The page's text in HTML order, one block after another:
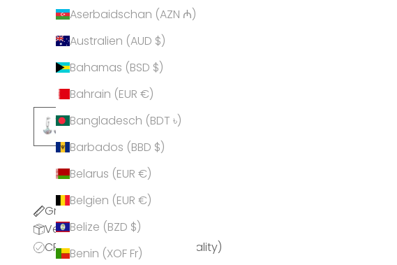
Aserbaidschan (AZN ₼)
Australien (AUD $)
Bahamas (BSD $)
Bahrain (EUR €)
Bangladesch (BDT ৳)
Barbados (BBD $)
Belarus (EUR €)
Belgien (EUR €)
Belize (BZD $)
Benin (XOF Fr)
Größentabelle
Versandinformationen
CPQ (CRYSTALP Premium Quality)